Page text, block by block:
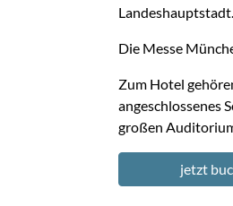
Landeshauptstadt.
Die Messe
Zum Hotel
angeschlossenes
großen
jetzt